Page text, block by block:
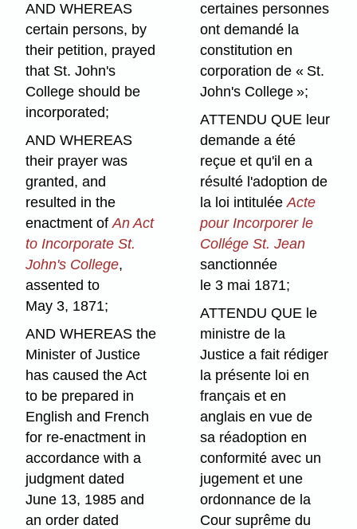
AND WHEREAS
certain persons, by
their petition, prayed
that St. John's
College should be
incorporated;
AND WHEREAS
their prayer was
granted, and
resulted in the
enactment ofAn Act
to Incorporate St.
John's College,
assented to
May 3, 1871;
AND WHEREAS the
Minister of Justice
has caused the Act
to be prepared in
English and French
for re-enactment in
accordance with a
judgment dated
June 13, 1985 and
an order dated
certaines personnes
ont demandé la
constitution en
corporation de « St.
John's College »;
ATTENDU QUE leur
demande a été
reçue et qu'il en a
résulté l'adoption de
la loi intituléeActe
pour Incorporer le
Collége St. Jean
sanctionnée
le 3 mai 1871;
ATTENDU QUE le
ministre de la
Justice a fait rédiger
la présente loi en
français et en
anglais en vue de
sa réadoption en
conformité avec un
jugement et une
ordonnance de la
Cour suprême du